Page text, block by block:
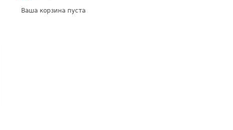
Ваша корзина пуста